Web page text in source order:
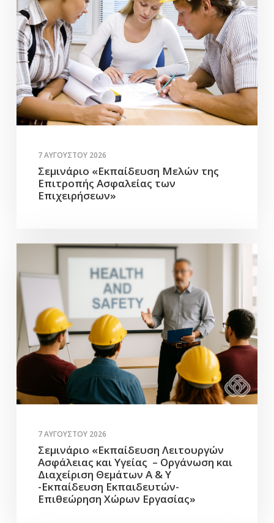
7 ΑΥΓΟΎΣΤΟΥ 2026
Σεμινάριο «Εκπαίδευση Μελών της
Επιτροπής Ασφαλείας των
Επιχειρήσεων»
7 ΑΥΓΟΎΣΤΟΥ 2026
Σεμινάριο «Εκπαίδευση Λειτουργών
Ασφάλειας και Υγείας – Οργάνωση και
Διαχείριση Θεμάτων Α & Υ
-Εκπαίδευση Εκπαιδευτών-
Επιθεώρηση Χώρων Εργασίας»